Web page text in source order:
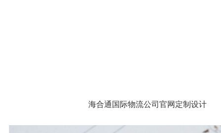
海合通国际物流公司官网定制设计